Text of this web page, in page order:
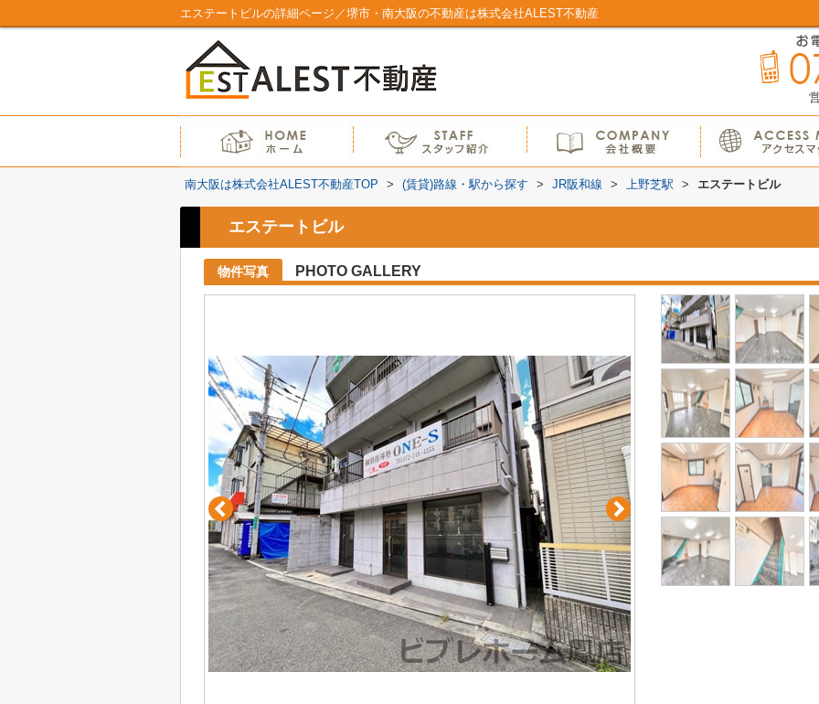
エステートビルの詳細ページ／堺市・南大阪の不動産は株式会社ALEST不動産
南大阪は株式会社ALEST不動産TOP > (賃貸)路線・駅から探す > JR阪和線 > 上野芝駅 > エステートビル
エステートビル
物件写真 PHOTO GALLERY